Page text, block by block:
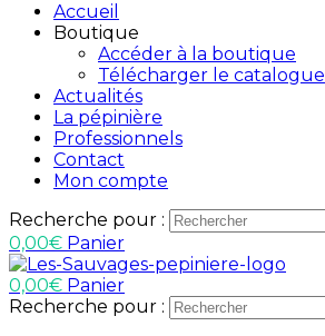
Accueil
Boutique
Accéder à la boutique
Télécharger le catalogue
Actualités
La pépinière
Professionnels
Contact
Mon compte
Recherche pour :
0,00€ Panier
0,00€ Panier
Recherche pour :